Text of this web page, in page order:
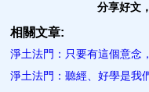
分享好文
相關文章:
淨土法門：只要有這個意念
淨土法門：聽經、好學是我